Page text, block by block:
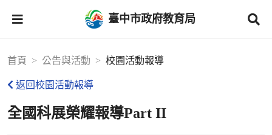
臺中市政府教育局
首頁 公告與活動 校園活動報導
返回校園活動報導
全國科展榮耀報導Part II